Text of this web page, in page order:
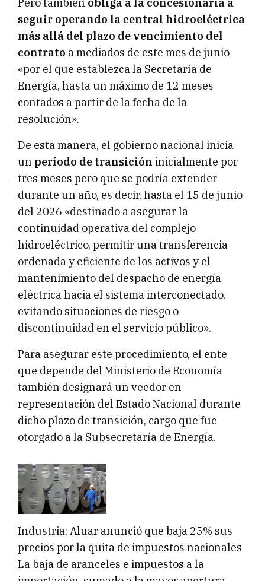
seguir operando la central hidroeléctrica
más allá del plazo de vencimiento del
contrato a mediados de este mes de junio
«por el que establezca la Secretaría de
Energía, hasta un máximo de 12 meses
contados a partir de la fecha de la
resolución».
De esta manera, el gobierno nacional inicia
un período de transición inicialmente por
tres meses pero que se podría extender
durante un año, es decir, hasta el 15 de junio
del 2026 «destinado a asegurar la
continuidad operativa del complejo
hidroeléctrico, permitir una transferencia
ordenada y eficiente de los activos y el
mantenimiento del despacho de energía
eléctrica hacia el sistema interconectado,
evitando situaciones de riesgo o
discontinuidad en el servicio público».
Para asegurar este procedimiento, el ente
que depende del Ministerio de Economía
también designará un veedor en
representación del Estado Nacional durante
dicho plazo de transición, cargo que fue
otorgado a la Subsecretaría de Energía.
Industria: Aluar anunció que baja 25% sus
precios por la quita de impuestos nacionales
La baja de aranceles e impuestos a la